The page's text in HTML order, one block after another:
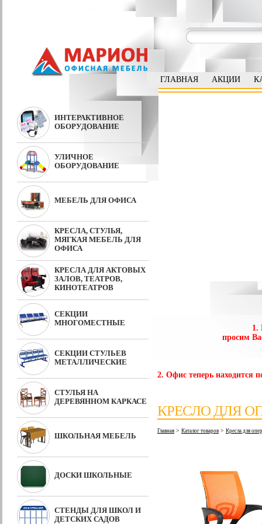
ГЛАВНАЯ АКЦИИ
ИНТЕРАКТИВНОЕ
ОБОРУДОВАНИЕ
УЛИЧНОЕ
ОБОРУДОВАНИЕ
МЕБЕЛЬ ДЛЯ ОФИСА
КРЕСЛА, СТУЛЬЯ,
МЯГКАЯ МЕБЕЛЬ ДЛЯ
ОФИСА
КРЕСЛА ДЛЯ АКТОВЫХ
ЗАЛОВ, ТЕАТРОВ,
КИНОТЕАТРОВ
СЕКЦИИ
МНОГОМЕСТНЫЕ
СЕКЦИИ СТУЛЬЕВ
МЕТАЛЛИЧЕСКИЕ
СТУЛЬЯ НА
ДЕРЕВЯННОМ КАРКАСЕ
ШКОЛЬНАЯ МЕБЕЛЬ
ДОСКИ ШКОЛЬНЫЕ
СТЕНДЫ ДЛЯ ШКОЛ И
ДЕТСКИХ САДОВ
1.
просим
2. Офис теперь находится
КРЕСЛО ДЛЯ
Главная > Каталог товаров > Кресла для